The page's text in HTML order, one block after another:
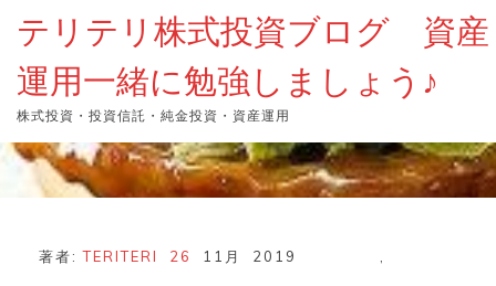
テリテリ株式投資ブログ 資産
運用一緒に勉強しましょう♪
株式投資・投資信託・純金投資・資産運用
著者:TERITERI 26 11月 ,
2019